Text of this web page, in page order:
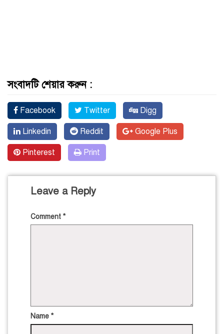
সংবাদটি শেয়ার করুন :
Facebook Twitter Digg
Linkedin Reddit Google Plus
Pinterest Print
Leave a Reply
Comment *
Name *